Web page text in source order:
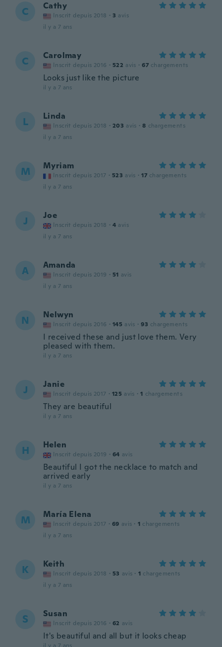
C Cathy
Inscrit depuis 2018 · 3 avis
il y a 7 ans
C Carolmay
Inscrit depuis 2016 · 522 avis · 67 chargements
Looks just like the picture
il y a 7 ans
L Linda
Inscrit depuis 2018 · 203 avis · 8 chargements
il y a 7 ans
M Myriam
Inscrit depuis 2017 · 523 avis · 17 chargements
il y a 7 ans
J Joe
Inscrit depuis 2018 · 4 avis
il y a 7 ans
A Amanda
Inscrit depuis 2019 · 51 avis
il y a 7 ans
N Nelwyn
Inscrit depuis 2016 · 145 avis · 93 chargements
I received these and just love them. Very
pleased with them.
il y a 7 ans
J Janie
Inscrit depuis 2017 · 125 avis · 1 chargements
They are beautiful
il y a 7 ans
H Helen
Inscrit depuis 2019 · 64 avis
Beautiful I got the necklace to match and
arrived early
il y a 7 ans
M María Elena
Inscrit depuis 2017 · 69 avis · 1 chargements
il y a 7 ans
K Keith
Inscrit depuis 2018 · 53 avis · 1 chargements
il y a 7 ans
S Susan
Inscrit depuis 2016 · 62 avis
It's beautiful and all but it looks cheap